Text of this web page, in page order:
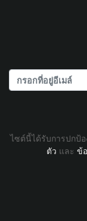
ไซต์นี้ได้รับการปกป้อ
ตัว และ ข้